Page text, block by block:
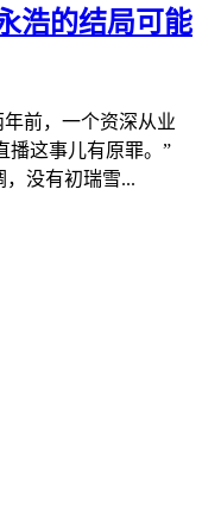
浩的结局可能
前，一个资深从业
播这事儿有原罪。”
没有初瑞雪...